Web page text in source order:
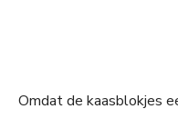
Omdat de kaasblokjes